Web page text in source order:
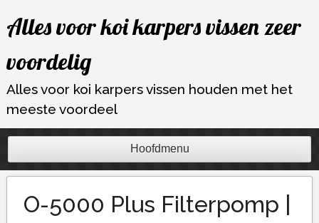
naar
inhoud
Alles voor koi karpers vissen zeer
voordelig
Alles voor koi karpers vissen houden met het
meeste voordeel
Hoofdmenu
O-5000 Plus Filterpomp |